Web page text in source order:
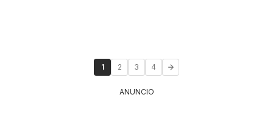
1 2 3 4
ANUNCIO